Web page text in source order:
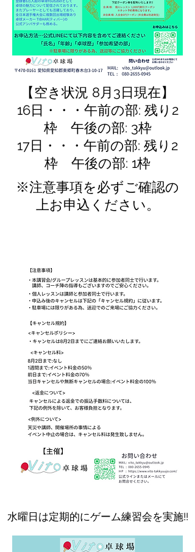
【空き状況 8月3日現在】
16日・・・午前の部: 残り2
枠 午後の部: 3枠
17日・・・午前の部: 残り2
枠 午後の部: 1枠
※注意事項を必ずご確認の
上お申込ください。
​水曜日は定期的にゲーム練習会を実施!!